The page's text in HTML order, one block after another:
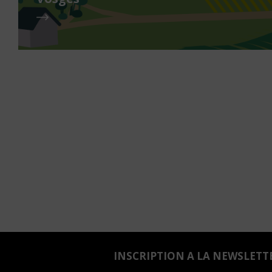
INSCRIPTION A LA